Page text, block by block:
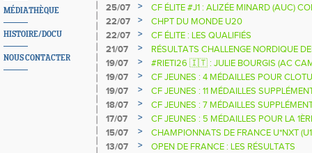
MÉDIATHÈQUE
HISTOIRE/DOCU
NOUS CONTACTER
25/07
>
CF ÉLITE #J1 : ALIZÉE MINARD (AUC)
NATIONALE
22/07 >
CHPT DU MONDE U20
22/07
>
CF ÉLITE : LES QUALIFIÉS
21/07
>
RÉSULTATS CHALLENGE NORDIQUE
2025 2026
19/07 >
#RIETI26 🇮🇹 : JULIE BOURGIS (AC
D'EUROPE U18 DE LA PERCHE
19/07 >
CF JEUNES : 4 MÉDAILLES POUR
19/07
>
CF JEUNES : 11 MÉDAILLES
18/07
>
CF JEUNES : 7 MÉDAILLES
17/07
>
CF JEUNES : 5 MÉDAILLES POUR LA
15/07
>
CHAMPIONNATS DE FRANCE U*NXT
13/07
>
OPEN DE FRANCE : LES RÉSULTATS